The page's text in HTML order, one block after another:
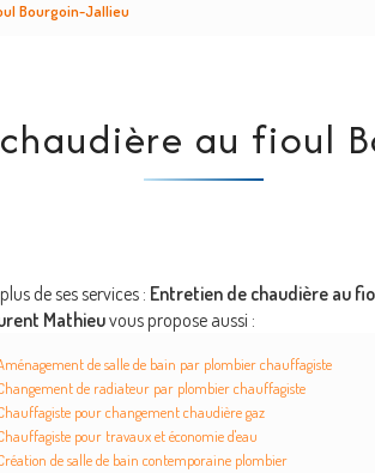
Bourgoin-Jallieu
au fioul
de ses services : Entretien de chaudière au
Mathieuvous propose aussi :
de salle de bain par plombier chauffagiste
de radiateur par plombier chauffagiste
pour changement chaudière gaz
pour travaux et économie d'eau
de salle de bain contemporaine plombier